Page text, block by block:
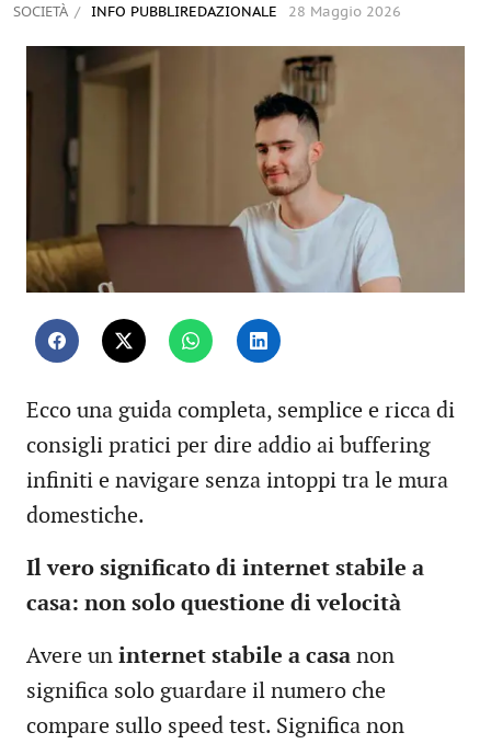
SOCIETÀ INFO PUBBLIREDAZIONALE 28 Maggio 2026
Ecco una guida completa, semplice e ricca di
consigli pratici per dire addio ai buffering
infiniti e navigare senza intoppi tra le mura
domestiche.
Il vero significato di internet stabile a
casa: non solo questione di velocità
Avere un internet stabile a casa non
significa solo guardare il numero che
compare sullo speed test. Significa non